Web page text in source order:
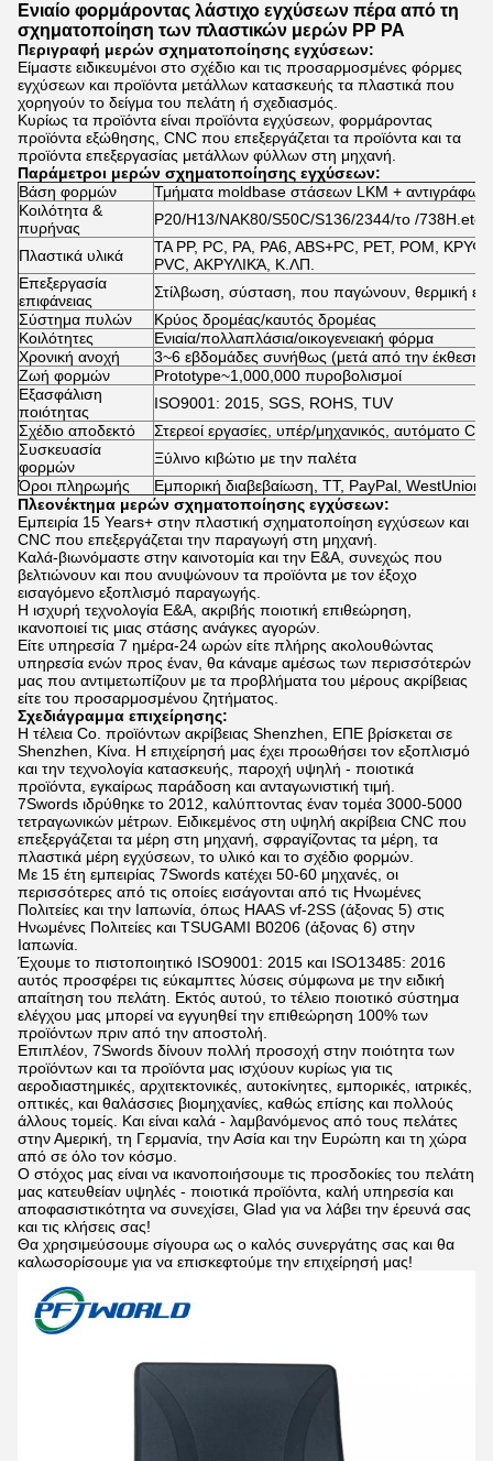
Ενιαίο φορμάροντας λάστιχο εγχύσεων πέρα από τη
σχηματοποίηση των πλαστικών μερών PP PA
Περιγραφή μερών σχηματοποίησης εγχύσεων:
Είμαστε ειδικευμένοι στο σχέδιο και τις προσαρμοσμένες φόρμες
εγχύσεων και προϊόντα μετάλλων κατασκευής τα πλαστικά που
χορηγούν το δείγμα του πελάτη ή σχεδιασμός.
Κυρίως τα προϊόντα είναι προϊόντα εγχύσεων, φορμάροντας
προϊόντα εξώθησης, CNC που επεξεργάζεται τα προϊόντα και τα
προϊόντα επεξεργασίας μετάλλων φύλλων στη μηχανή.
Παράμετροι μερών σχηματοποίησης εγχύσεων:
Βάση φορμών
Τμήματα moldbase στάσεων LKM + αντιγράφων
Κοιλότητα &
πυρήνας
P20/H13/NAK80/S50C/S136/2344/το /738H.etc
Πλαστικά υλικά
ΤΑ PP, PC, PA, PA6, ABS+PC, PET, POM,
PVC, ΑΚΡΥΛΙΚΆ, Κ.ΛΠ.
Επεξεργασία
επιφάνειας
Στίλβωση, σύσταση, που παγώνουν, θερμική
Σύστημα πυλών
Κρύος δρομέας/καυτός δρομέας
Κοιλότητες
Ενιαία/πολλαπλάσια/οικογενειακή φόρμα
Χρονική ανοχή
3~6 εβδομάδες συνήθως (μετά από την έκθεση
Ζωή φορμών
Prototype~1,000,000 πυροβολισμοί
Εξασφάλιση
ποιότητας
ISO9001: 2015, SGS, ROHS, TUV
Σχέδιο αποδεκτό
Στερεοί εργασίες, υπέρ/μηχανικός, αυτόματο
Συσκευασία
φορμών
Ξύλινο κιβώτιο με την παλέτα
Όροι πληρωμής
Εμπορική διαβεβαίωση, TT, PayPal, WestUnion
Πλεονέκτημα μερών σχηματοποίησης εγχύσεων:
Εμπειρία 15 Years+ στην πλαστική σχηματοποίηση εγχύσεων και
CNC που επεξεργάζεται την παραγωγή στη μηχανή.
Καλά-βιωνόμαστε στην καινοτομία και την Ε&Α, συνεχώς που
βελτιώνουν και που ανυψώνουν τα προϊόντα με τον έξοχο
εισαγόμενο εξοπλισμό παραγωγής.
Η ισχυρή τεχνολογία Ε&Α, ακριβής ποιοτική επιθεώρηση,
ικανοποιεί τις μιας στάσης ανάγκες αγορών.
Είτε υπηρεσία 7 ημέρα-24 ωρών είτε πλήρης ακολουθώντας
υπηρεσία ενών προς έναν, θα κάναμε αμέσως των περισσότερών
μας που αντιμετωπίζουν με τα προβλήματα του μέρους ακρίβειας
είτε του προσαρμοσμένου ζητήματος.
Σχεδιάγραμμα επιχείρησης:
Η τέλεια Co. προϊόντων ακρίβειας Shenzhen, ΕΠΕ βρίσκεται σε
Shenzhen, Κίνα. Η επιχείρησή μας έχει προωθήσει τον εξοπλισμό
και την τεχνολογία κατασκευής, παροχή υψηλή - ποιοτικά
προϊόντα, εγκαίρως παράδοση και ανταγωνιστική τιμή.
7Swords ιδρύθηκε το 2012, καλύπτοντας έναν τομέα 3000-5000
τετραγωνικών μέτρων. Ειδικεμένος στη υψηλή ακρίβεια CNC που
επεξεργάζεται τα μέρη στη μηχανή, σφραγίζοντας τα μέρη, τα
πλαστικά μέρη εγχύσεων, το υλικό και το σχέδιο φορμών.
Με 15 έτη εμπειρίας 7Swords κατέχει 50-60 μηχανές, οι
περισσότερες από τις οποίες εισάγονται από τις Ηνωμένες
Πολιτείες και την Ιαπωνία, όπως HAAS vf-2SS (άξονας 5) στις
Ηνωμένες Πολιτείες και TSUGAMI B0206 (άξονας 6) στην
Ιαπωνία.
Έχουμε το πιστοποιητικό ISO9001: 2015 και ISO13485: 2016
αυτός προσφέρει τις εύκαμπτες λύσεις σύμφωνα με την ειδική
απαίτηση του πελάτη. Εκτός αυτού, το τέλειο ποιοτικό σύστημα
ελέγχου μας μπορεί να εγγυηθεί την επιθεώρηση 100% των
προϊόντων πριν από την αποστολή.
Επιπλέον, 7Swords δίνουν πολλή προσοχή στην ποιότητα των
προϊόντων και τα προϊόντα μας ισχύουν κυρίως για τις
αεροδιαστημικές, αρχιτεκτονικές, αυτοκίνητες, εμπορικές, ιατρικές,
οπτικές, και θαλάσσιες βιομηχανίες, καθώς επίσης και πολλούς
άλλους τομείς. Και είναι καλά - λαμβανόμενος από τους πελάτες
στην Αμερική, τη Γερμανία, την Ασία και την Ευρώπη και τη χώρα
από σε όλο τον κόσμο.
Ο στόχος μας είναι να ικανοποιήσουμε τις προσδοκίες του πελάτη
μας κατευθείαν υψηλές - ποιοτικά προϊόντα, καλή υπηρεσία και
αποφασιστικότητα να συνεχίσει, Glad για να λάβει την έρευνά σας
και τις κλήσεις σας!
Θα χρησιμεύσουμε σίγουρα ως ο καλός συνεργάτης σας και θα
καλωσορίσουμε για να επισκεφτούμε την επιχείρησή μας!